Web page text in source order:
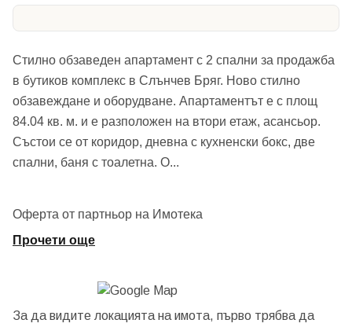
Стилно обзаведен апартамент с 2 спални за продажба
в бутиков комплекс в Слънчев Бряг. Ново стилно
обзавеждане и оборудване. Апартаментът е с площ
84.04 кв. м. и е разположен на втори етаж, асансьор.
Състои се от коридор, дневна с кухненски бокс, две
спални, баня с тоалетна. О...
Оферта от партньор на Имотека
Прочети още
За да видите локацията на имота, първо трябва да